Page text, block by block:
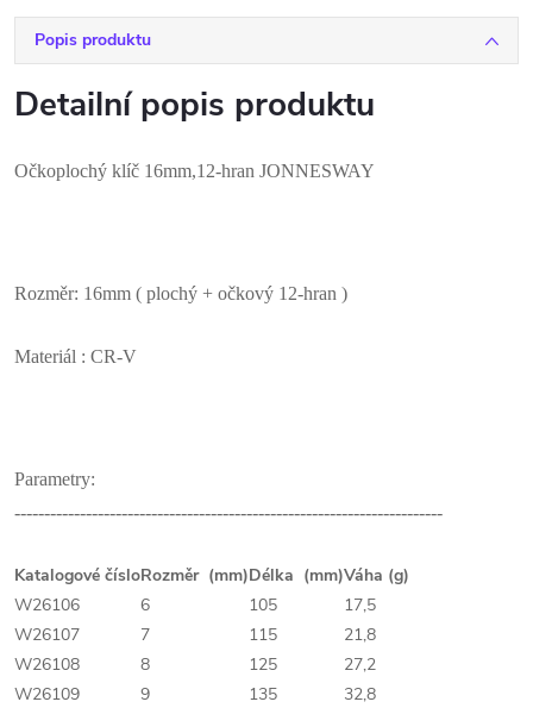
Popis produktu
Detailní popis produktu
Očkoplochý klíč 16mm,12-hran JONNESWAY
Rozměr: 16mm ( plochý + očkový 12-hran )
Materiál : CR-V
Parametry:
------------------------------------------------------------------------
Katalogové čísloRozměr (mm)Délka (mm)Váha (g)
W26106
6 105
17,5
W26107
7 115
21,8
W26108
8 125
27,2
W26109
9 135 32,8